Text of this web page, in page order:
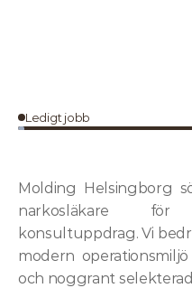
Ledigt jobb
Molding Helsingborg
narkosläkare
konsultuppdrag. Vi
modern
och noggrant